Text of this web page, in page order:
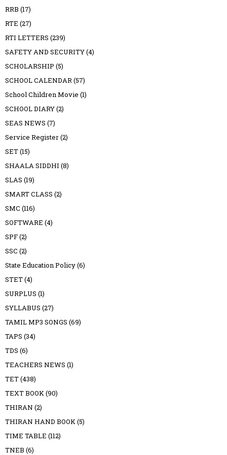
RRB (17)
RTE (27)
RTI LETTERS (239)
SAFETY AND SECURITY(4)
SCHOLARSHIP (5)
SCHOOL CALENDAR(57)
School Children Movie (1)
SCHOOL DIARY(2)
SEAS NEWS (7)
Service Register(2)
SET(15)
SHAALA SIDDHI (8)
SLAS (19)
SMART CLASS (2)
SMC (116)
SOFTWARE (4)
SPF(2)
SSC (2)
State Education Policy(6)
STET(4)
SURPLUS (1)
SYLLABUS (27)
TAMIL MP3 SONGS (69)
TAPS (34)
TDS (6)
TEACHERS NEWS (1)
TET(438)
TEXT BOOK(90)
THIRAN (2)
THIRAN HAND BOOK(5)
TIME TABLE (112)
TNEB (6)